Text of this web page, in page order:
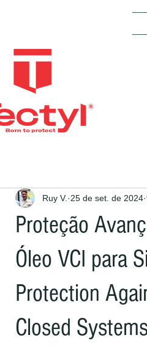
Proteção
Óleo VCI para
Protection
Closed
Ruy V. 25 de set. de 2024